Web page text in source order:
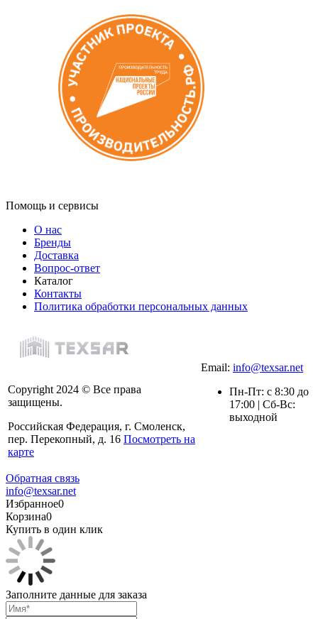
Помощь и сервисы
О нас
Бренды
Доставка
Вопрос-ответ
Каталог
Контакты
Политика обработки персональных данных
Copyright 2024 © Все права
защищены.
Российская Федерация, г. Смоленск,
пер. Перекопный, д. 16 Посмотреть на
карте
Email: info@texsar.net
Пн-Пт: с 8:30 до
17:00 | Сб-Вс:
выходной
Обратная связь
info@texsar.net
Избранное0
Корзина0
Купить в один клик
Заполните данные для заказа